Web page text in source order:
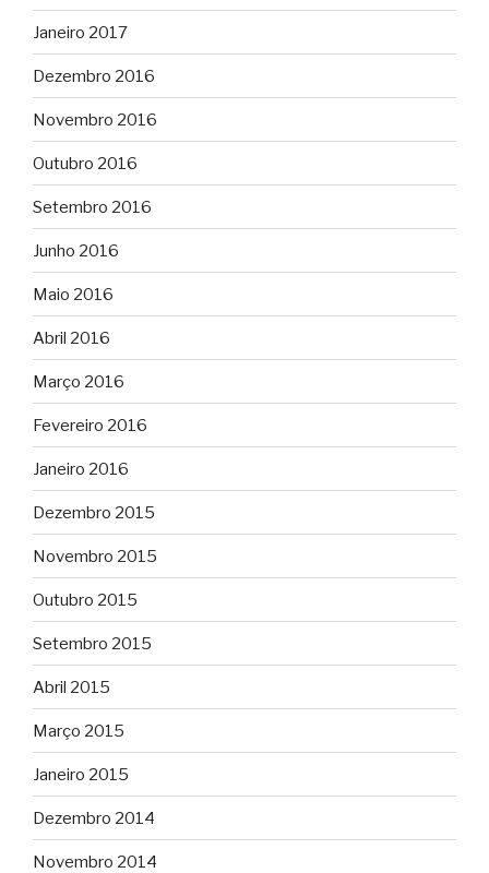
Janeiro 2017
Dezembro 2016
Novembro 2016
Outubro 2016
Setembro 2016
Junho 2016
Maio 2016
Abril 2016
Março 2016
Fevereiro 2016
Janeiro 2016
Dezembro 2015
Novembro 2015
Outubro 2015
Setembro 2015
Abril 2015
Março 2015
Janeiro 2015
Dezembro 2014
Novembro 2014